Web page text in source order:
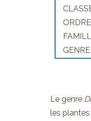
Le genre
les